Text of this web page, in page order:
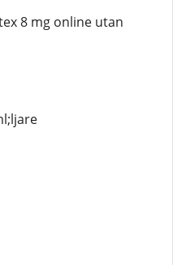
8 mg online utan